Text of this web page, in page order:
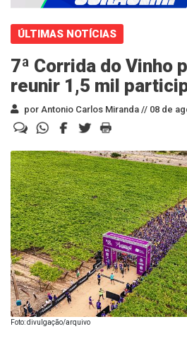
ÚLTIMAS NOTÍCIAS
7ª Corrida do Vinho
reunir 1,5 mil
por Antonio Carlos Miranda // 08 de
Foto: divulgação/arquivo